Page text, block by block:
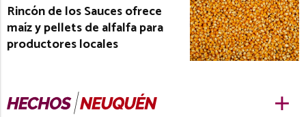
Rincón de los Sauces ofrece
maíz y pellets de alfalfa para
productores locales